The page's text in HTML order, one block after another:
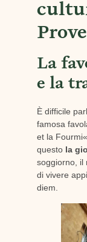
La
e la
È difficile
famosa
et la
questo la
soggiorno, il
di vivere
diem.